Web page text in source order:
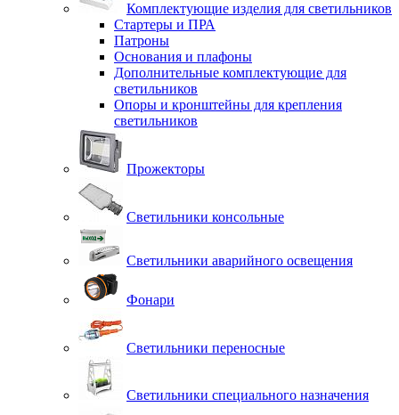
Комплектующие изделия для светильников
Стартеры и ПРА
Патроны
Основания и плафоны
Дополнительные комплектующие для
светильников
Опоры и кронштейны для крепления
светильников
Прожекторы
Светильники консольные
Светильники аварийного освещения
Фонари
Светильники переносные
Светильники специального назначения